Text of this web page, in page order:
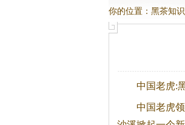
你的位置： 黑茶知识
中国老虎:
中国老虎